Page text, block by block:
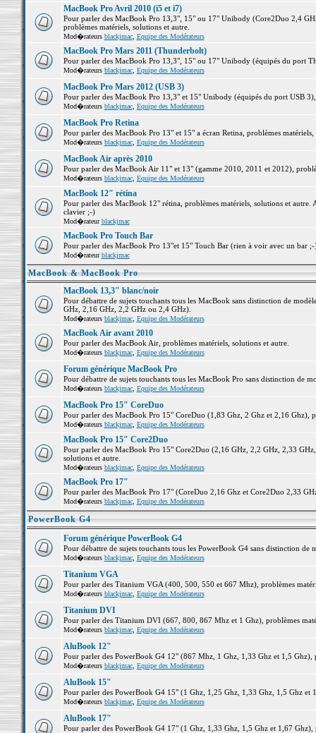
MacBook Pro Avril 2010 (i5 et i7)
Pour parler des MacBook Pro 13,3", 15" ou 17" Unibody (Core2Duo 2,4
problèmes matériels, solutions et autre.
Mod�rateurs blackjmac, Equipe des Modérateurs
MacBook Pro Mars 2011 (Thunderbolt)
Pour parler des MacBook Pro 13,3", 15" ou 17" Unibody (équipés du port
Mod�rateurs blackjmac, Equipe des Modérateurs
MacBook Pro Mars 2012 (USB 3)
Pour parler des MacBook Pro 13,3" et 15" Unibody (équipés du port USB
Mod�rateurs blackjmac, Equipe des Modérateurs
MacBook Pro Retina
Pour parler des MacBook Pro 13" et 15" a écran Retina, problèmes matériels,
Mod�rateurs blackjmac, Equipe des Modérateurs
MacBook Air après 2010
Pour parler des MacBook Air 11" et 13" (gamme 2010, 2011 et 2012),
Mod�rateurs blackjmac, Equipe des Modérateurs
MacBook 12" rétina
Pour parler des MacBook 12" rétina, problèmes matériels, solutions et
clavier ;-)
Mod�rateurblackjmac
MacBook Pro Touch Bar
Pour parler des MacBook Pro 13"et 15" Touch Bar (rien à voir avec un bar
Mod�rateurblackjmac
MacBook & MacBook Pro
MacBook 13,3" blanc/noir
Pour débattre de sujets touchants tous les MacBook sans distinction de
GHz, 2,16 GHz, 2,2 GHz ou 2,4 GHz).
Mod�rateurs blackjmac, Equipe des Modérateurs
MacBook Air avant 2010
Pour parler des MacBook Air, problèmes matériels, solutions et autre.
Mod�rateurs blackjmac, Equipe des Modérateurs
Forum générique MacBook Pro
Pour débattre de sujets touchants tous les MacBook Pro sans distinction de
Mod�rateurs blackjmac, Equipe des Modérateurs
MacBook Pro 15" CoreDuo
Pour parler des MacBook Pro 15" CoreDuo (1,83 Ghz, 2 Ghz et 2,16 Ghz),
Mod�rateurs blackjmac, Equipe des Modérateurs
MacBook Pro 15" Core2Duo
Pour parler des MacBook Pro 15" Core2Duo (2,16 GHz, 2,2 GHz, 2,33
solutions et autre.
Mod�rateurs blackjmac, Equipe des Modérateurs
MacBook Pro 17"
Pour parler des MacBook Pro 17" (CoreDuo 2,16 Ghz et Core2Duo 2,33
Mod�rateurs blackjmac, Equipe des Modérateurs
PowerBook G4
Forum générique PowerBook G4
Pour débattre de sujets touchants tous les PowerBook G4 sans distinction de
Mod�rateurs blackjmac, Equipe des Modérateurs
Titanium VGA
Pour parler des Titanium VGA (400, 500, 550 et 667 Mhz), problèmes
Mod�rateurs blackjmac, Equipe des Modérateurs
Titanium DVI
Pour parler des Titanium DVI (667, 800, 867 Mhz et 1 Ghz), problèmes
Mod�rateurs blackjmac, Equipe des Modérateurs
AluBook 12"
Pour parler des PowerBook G4 12" (867 Mhz, 1 Ghz, 1,33 Ghz et 1,5 Ghz),
Mod�rateurs blackjmac, Equipe des Modérateurs
AluBook 15"
Pour parler des PowerBook G4 15" (1 Ghz, 1,25 Ghz, 1,33 Ghz, 1,5 Ghz et
Mod�rateurs blackjmac, Equipe des Modérateurs
AluBook 17"
Pour parler des PowerBook G4 17" (1 Ghz, 1,33 Ghz, 1,5 Ghz et 1,67 Ghz),